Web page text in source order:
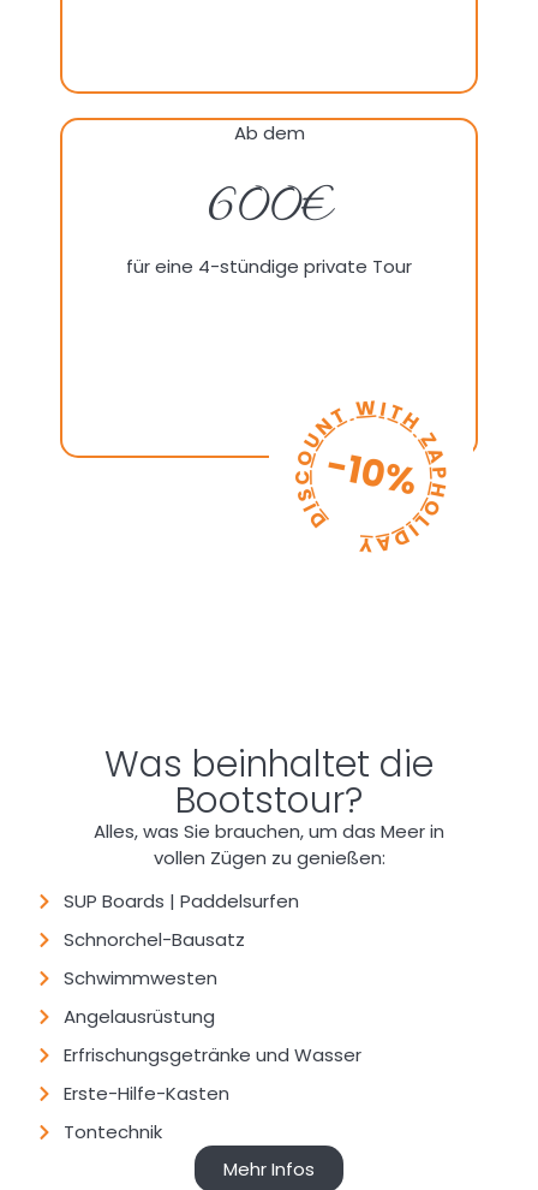
Ab dem
600€
für eine 4-stündige private Tour
Was beinhaltet die
Bootstour?
Alles, was Sie brauchen, um das Meer in
vollen Zügen zu genießen:
SUP Boards | Paddelsurfen
Schnorchel-Bausatz
Schwimmwesten
Angelausrüstung
Erfrischungsgetränke und Wasser
Erste-Hilfe-Kasten
Tontechnik
Mehr Infos